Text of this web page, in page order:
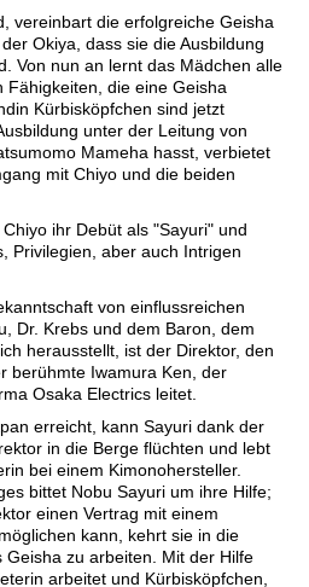
vereinbart die erfolgreiche Geisha
Okiya, dass sie die Ausbildung
Von nun an lernt das Mädchen alle
Fähigkeiten, die eine Geisha
Kürbisköpfchen sind jetzt
unter der Leitung von
Mameha hasst, verbietet
mit Chiyo und die beiden
ihr Debüt als "Sayuri" und
Privilegien, aber auch Intrigen
von einflussreichen
Dr. Krebs und dem Baron, dem
herausstellt, ist der Direktor, den
berühmte Iwamura Ken, der
Osaka Electrics leitet.
erreicht, kann Sayuri dank der
in die Berge flüchten und lebt
bei einem Kimonohersteller.
bittet Nobu Sayuri um ihre Hilfe;
einen Vertrag mit einem
kann, kehrt sie in die
zu arbeiten. Mit der Hilfe
arbeitet und Kürbisköpfchen,